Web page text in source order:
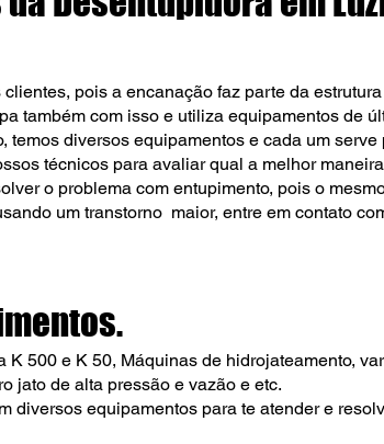
pois a encanação faz parte da
também com isso e utiliza equipamentos de
diversos equipamentos e cada um
técnicos para avaliar qual a melhor
o problema com entupimento, pois o
um transtorno maior, entre em contato
500 e K 50, Máquinas de hidrojateamento,
jato de alta pressão e vazão e etc.
diversos equipamentos para te atender e